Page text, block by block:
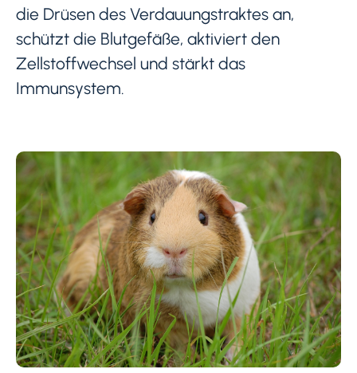
die Drüsen des Verdauungstraktes an,
schützt die Blutgefäße, aktiviert den
Zellstoffwechsel und stärkt das
Immunsystem.